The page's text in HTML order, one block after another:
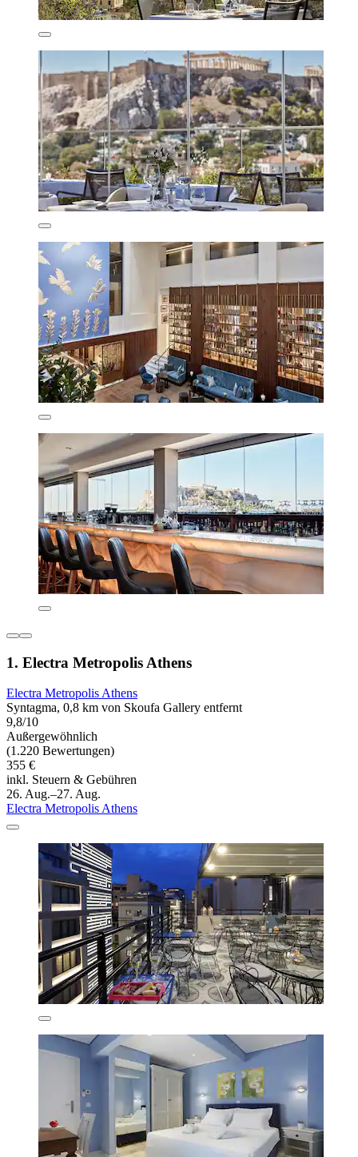
1. Electra Metropolis Athens
Electra Metropolis Athens
Syntagma, 0,8 km von Skoufa Gallery entfernt
9,8/10
Außergewöhnlich
(1.220 Bewertungen)
355 €
inkl. Steuern & Gebühren
26. Aug.–27. Aug.
Electra Metropolis Athens